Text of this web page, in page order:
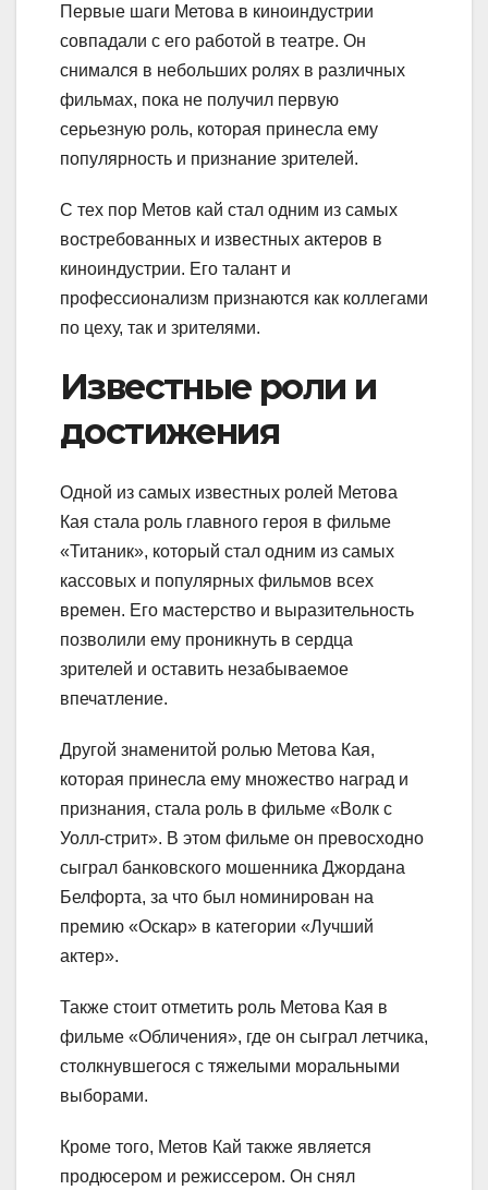
Первые шаги Метова в киноиндустрии
совпадали с его работой в театре. Он
снимался в небольших ролях в различных
фильмах, пока не получил первую
серьезную роль, которая принесла ему
популярность и признание зрителей.
С тех пор Метов кай стал одним из самых
востребованных и известных актеров в
киноиндустрии. Его талант и
профессионализм признаются как коллегами
по цеху, так и зрителями.
Известные роли и
достижения
Одной из самых известных ролей Метова
Кая стала роль главного героя в фильме
«Титаник», который стал одним из самых
кассовых и популярных фильмов всех
времен. Его мастерство и выразительность
позволили ему проникнуть в сердца
зрителей и оставить незабываемое
впечатление.
Другой знаменитой ролью Метова Кая,
которая принесла ему множество наград и
признания, стала роль в фильме «Волк с
Уолл-стрит». В этом фильме он превосходно
сыграл банковского мошенника Джордана
Белфорта, за что был номинирован на
премию «Оскар» в категории «Лучший
актер».
Также стоит отметить роль Метова Кая в
фильме «Обличения», где он сыграл летчика,
столкнувшегося с тяжелыми моральными
выборами.
Кроме того, Метов Кай также является
продюсером и режиссером. Он снял